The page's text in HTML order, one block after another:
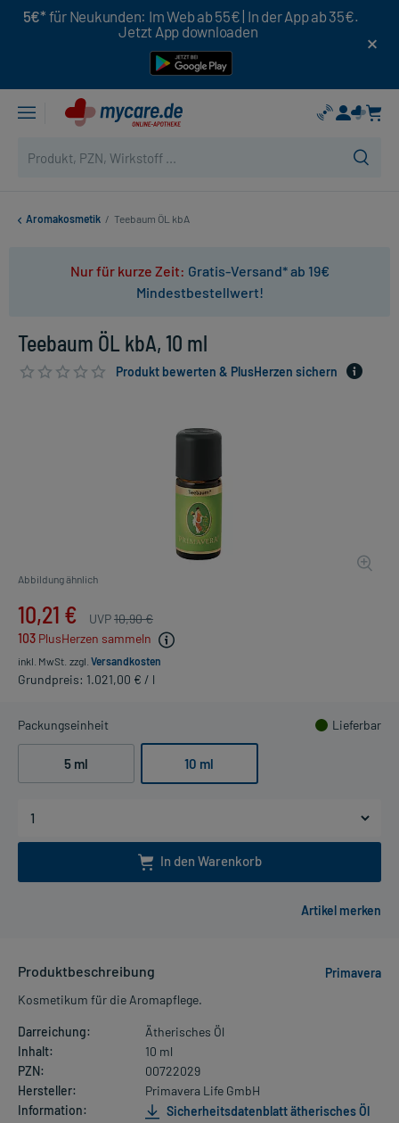
5€* für Neukunden: Im Web ab 55€ | In der App ab 35€.
Jetzt App downloaden
Aromakosmetik / Teebaum ÖL kbA
Nur für kurze Zeit: Gratis-Versand* ab 19€
Mindestbestellwert!
Teebaum ÖL kbA, 10 ml
Produkt bewerten & PlusHerzen sichern
Abbildung ähnlich
10,21 € UVP10,90 €
103 PlusHerzen sammeln
inkl. MwSt. zzgl. Versandkosten
Grundpreis: 1.021,00 € / l
Packungseinheit Lieferbar
5 ml 10 ml
In den Warenkorb
Produktbeschreibung
Primavera
Kosmetikum für die Aromapflege.
Darreichung:
Ätherisches Öl
Inhalt:
10 ml
PZN:
00722029
Hersteller:
Primavera Life GmbH
Information:
Sicherheitsdatenblatt ätherisches Öl